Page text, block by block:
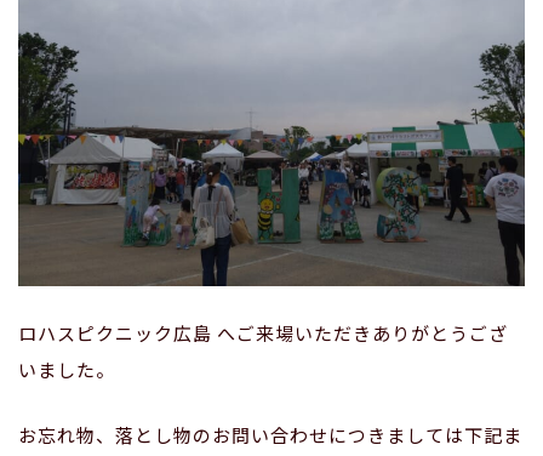
ロハスピクニック広島 へご来場いただきありがとうござ
いました。
お忘れ物、落とし物のお問い合わせにつきましては下記ま